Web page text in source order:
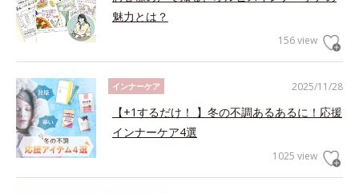
魅力とは？
156 view
2025/11/28
インナーケア
【+1するだけ！ 】冬の不調あるあるに！応援
インナーケア4選
1025 view